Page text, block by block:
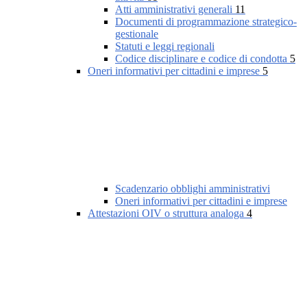
Atti amministrativi generali 11
Documenti di programmazione strategico-
gestionale
Statuti e leggi regionali
Codice disciplinare e codice di condotta 5
Oneri informativi per cittadini e imprese 5
Scadenzario obblighi amministrativi
Oneri informativi per cittadini e imprese
Attestazioni OIV o struttura analoga 4